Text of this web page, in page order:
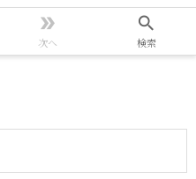

次へ

検索